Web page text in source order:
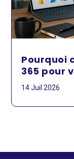
Pourquoi
365 pour
14 Juil 2026